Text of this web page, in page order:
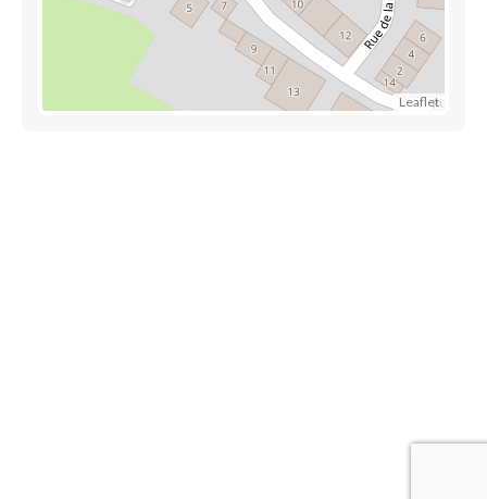
Leaflet